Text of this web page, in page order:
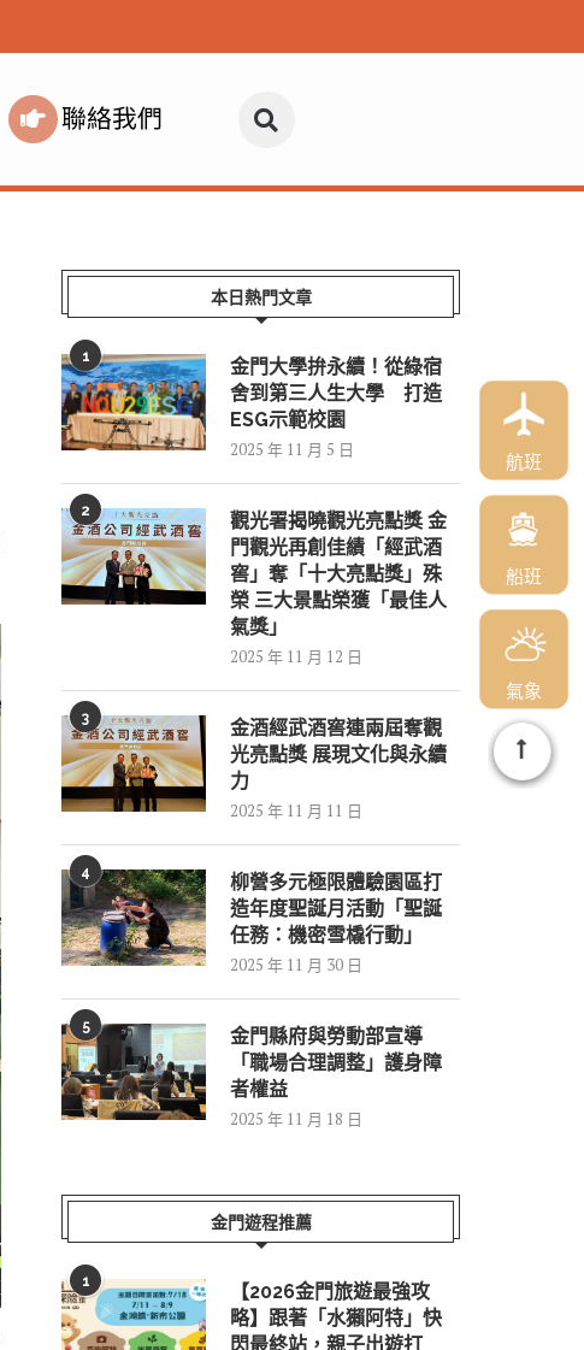
聯絡我們
本日熱門文章
1
金門大學拚永續！從綠宿
舍到第三人生大學 打造
ESG示範校園
2025 年 11 月 5 日
2
觀光署揭曉觀光亮點獎 金
門觀光再創佳績「經武酒
窖」奪「十大亮點獎」殊
榮 三大景點榮獲「最佳人
氣獎」
2025 年 11 月 12 日
3
金酒經武酒窖連兩屆奪觀
光亮點獎 展現文化與永續
力
2025 年 11 月 11 日
4
柳營多元極限體驗園區打
造年度聖誕月活動「聖誕
任務：機密雪橇行動」
2025 年 11 月 30 日
5
金門縣府與勞動部宣導
「職場合理調整」護身障
者權益
2025 年 11 月 18 日
金門遊程推薦
1
【2026金門旅遊最強攻
略】跟著「水獺阿特」快
閃最終站，親子出遊打
航班
船班
氣象